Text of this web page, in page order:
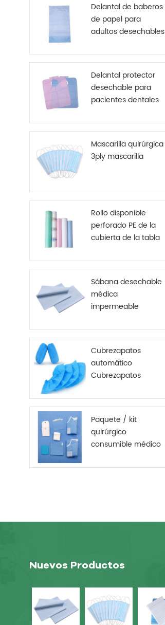
Delantal de baberos
de papel para
adultos desechables
ancianos
Delantal protector
desechable para
pacientes dentales
Mascarilla quirúrgica
3ply mascarilla
Rollo disponible
perforado PE de la
cubierta de la tabla
sábanas del hospital
Sábana desechable
médica
impermeable
Cubrezapatos
automático
Cubrezapatos
desechable
Cubrezapatos no
tejido
Paquete / kit
quirúrgico
consumible médico
Nuevos Productos